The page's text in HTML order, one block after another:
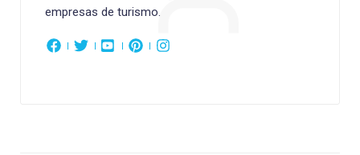
empresas de turismo.